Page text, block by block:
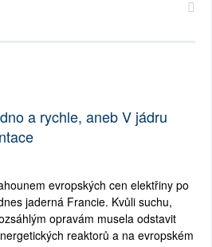
a rychle, aneb V jádru
evropských cen elektřiny po
jaderná Francie. Kvůli suchu,
opravám musela odstavit
reaktorů a na evropském